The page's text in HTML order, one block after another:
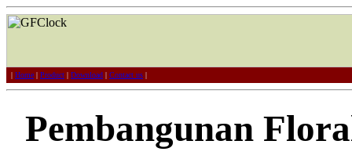
| Home | Product | Download | Contact us |
Pembangunan